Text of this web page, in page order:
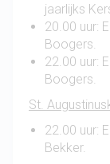
jaarlijks
20.00 uur:
Boogers.
22.00 uur:
Boogers.
St.
22.00 uur:
Bekker.